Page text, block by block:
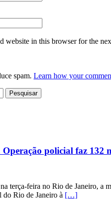
website in this browser for the
spam. Learn how your
Operação policial faz 132
terça-feira no Rio de Janeiro, a
Rio de Janeiro à […]